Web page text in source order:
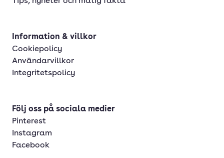
Information & villkor
Cookiepolicy
Användarvillkor
Integritetspolicy
Följ oss på sociala medier
Pinterest
Instagram
Facebook